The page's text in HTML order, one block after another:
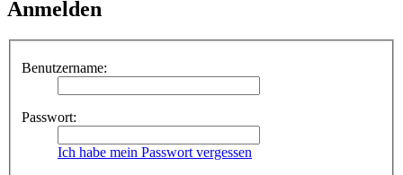
Anmelden
Benutzername:
Passwort:
Ich habe mein Passwort vergessen